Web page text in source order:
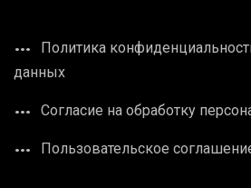
Политика
данных
Согласие на обработку
Пользовательское